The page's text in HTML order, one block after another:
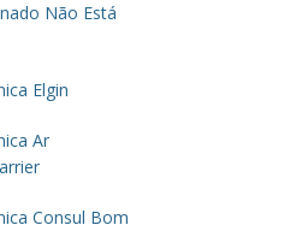
Não Está
Elgin
Ar
Consul Bom